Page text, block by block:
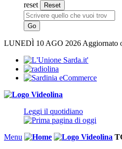
reset
LUNEDÌ 10 AGO 2026 Aggiornato
Leggi il quotidiano
Menu